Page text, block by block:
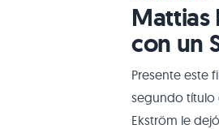
Mattias
con un
Presente este
segundo título
Ekström le